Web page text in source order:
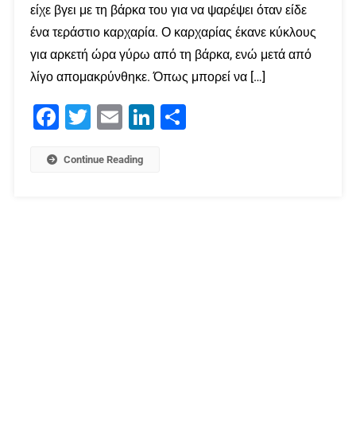
είχε βγει με τη βάρκα του για να ψαρέψει όταν είδε
ένα τεράστιο καρχαρία. Ο καρχαρίας έκανε κύκλους
για αρκετή ώρα γύρω από τη βάρκα, ενώ μετά από
λίγο απομακρύνθηκε. Όπως μπορεί να […]
Facebook
Twitter Email LinkedIn
Continue Reading